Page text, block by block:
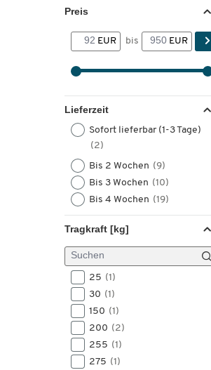
Preis
EUR bis EUR
Lieferzeit
Sofort lieferbar (1-3 Tage)
(2)
Bis 2 Wochen (9)
Bis 3 Wochen (10)
Bis 4 Wochen (19)
Tragkraft [kg]
25 (1)
30 (1)
150 (1)
200 (2)
255 (1)
275 (1)